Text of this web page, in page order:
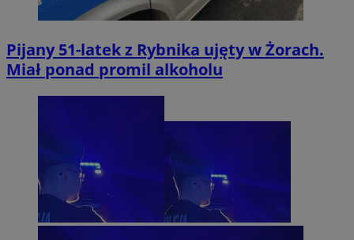
Pijany 51-latek z Rybnika ujęty w Żorach.
Miał ponad promil alkoholu